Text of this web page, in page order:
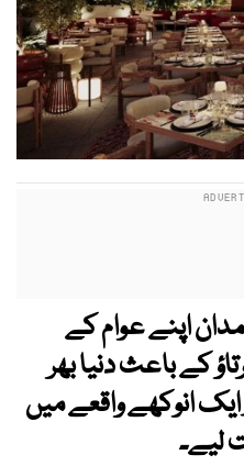
اپنے عوام کے
کے باعث دنیا بھر
انوکھے واقعے میں
لیے۔